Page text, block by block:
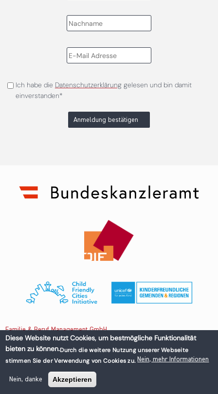
Ich habe die Datenschutzerklärunggelesen und bin damit
einverstanden*
Anmeldung bestätigen
Familie & Beruf Management GmbH
Untere Donaustraße 13-15/3 1020 Wien, Austria
+43 1 218 50 70
office@familieundberuf.at
Diese Website nutzt Cookies, um bestmögliche Funktionalität
bieten zu können.Durch die weitere Nutzung unserer Webseite
stimmen Sie der Verwendung von Cookies zu. Nein, mehr Informationen
Nein, danke Akzeptieren